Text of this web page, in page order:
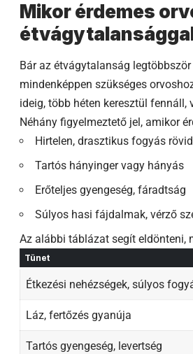
Mikor érdemes
Bár az étvágytalanság
mindenképpen szükséges
ideig, több héten keresztül
Néhány figyelmeztető jel, amikor
Hirtelen, drasztikus fogyás
Tartós hányinger vagy hányás
Erőteljes gyengeség, fáradtság
Súlyos hasi fájdalmak, vérző
Az alábbi táblázat segít eldönteni,
Tünet
Étkezési nehézségek, súlyos
Láz, fertőzés gyanúja
Tartós gyengeség, levertség